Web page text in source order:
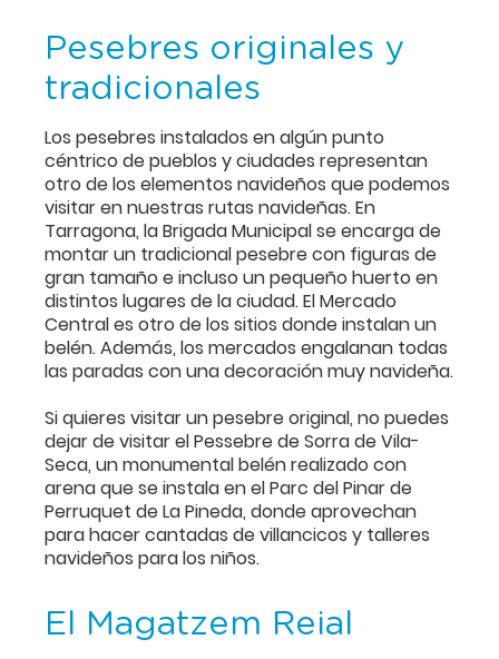
Pesebres originales y
tradicionales
Los pesebres instalados en algún punto
céntrico de pueblos y ciudades representan
otro de los elementos navideños que podemos
visitar en nuestras rutas navideñas. En
Tarragona, la Brigada Municipal se encarga de
montar un tradicional pesebre con figuras de
gran tamaño e incluso un pequeño huerto en
distintos lugares de la ciudad. El Mercado
Central es otro de los sitios donde instalan un
belén. Además, los mercados engalanan todas
las paradas con una decoración muy navideña.
Si quieres visitar un pesebre original, no puedes
dejar de visitar el Pessebre de Sorra de Vila-
Seca, un monumental belén realizado con
arena que se instala en el Parc del Pinar de
Perruquet de La Pineda, donde aprovechan
para hacer cantadas de villancicos y talleres
navideños para los niños.
El Magatzem Reial